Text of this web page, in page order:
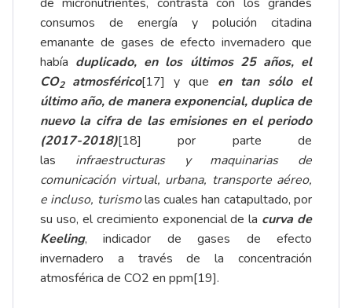
consumos de energía y polución citadina
emanante de gases de efecto invernadero que
había duplicado, en los últimos 25 años, el
CO2 atmosférico[17] y que en tan sólo el
último año, de manera exponencial, duplica de
nuevo la cifra de las emisiones en el periodo
(2017-2018)[18] por parte de
las infraestructuras y maquinarias de
comunicación virtual, urbana, transporte aéreo,
e incluso, turismolas cuales han catapultado, por
su uso, el crecimiento exponencial de la curva de
Keeling, indicador de gases de efecto
invernadero a través de la concentración
atmosférica de CO2 en ppm[19].